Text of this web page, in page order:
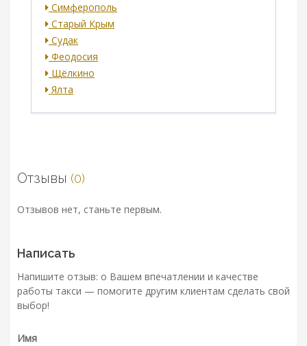
Симферополь
Старый Крым
Судак
Феодосия
Щёлкино
Ялта
Отзывы (0)
Отзывов нет, станьте первым.
Написать
Напишите отзыв: о Вашем впечатлении и качестве
работы такси — помогите другим клиентам сделать свой
выбор!
Имя